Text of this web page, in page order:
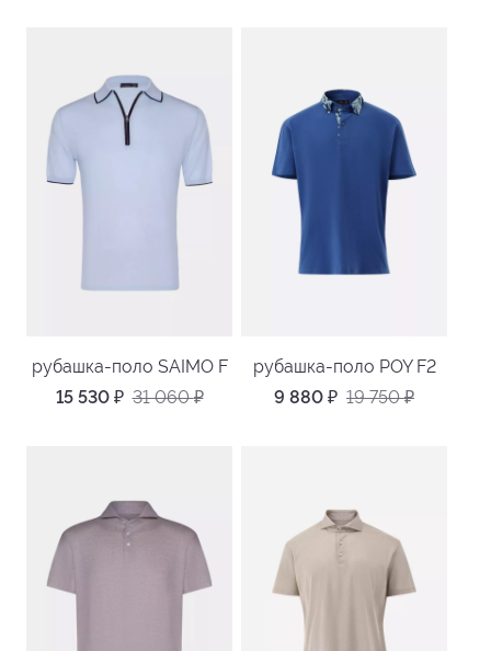
рубашка-поло SAIMO F
15 530 ₽ 31 060₽
рубашка-поло POY F2
9 880 ₽ 19 750₽